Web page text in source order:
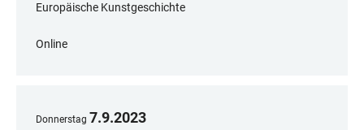
Europäische Kunstgeschichte
Online
Donnerstag 7.9.2023